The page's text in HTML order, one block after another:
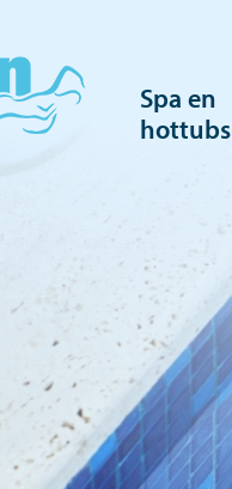
Spa en
hottubs